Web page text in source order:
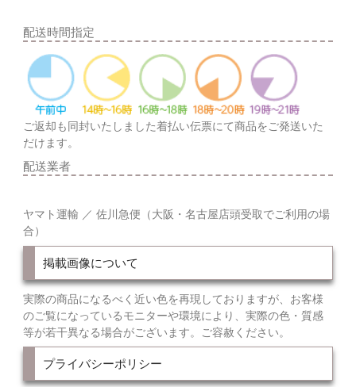
配送時間指定
ご返却も同封いたしました着払い伝票にて商品をご発送いた
だけます。
配送業者
ヤマト運輸 ／ 佐川急便（大阪・名古屋店頭受取でご利用の場
合）
掲載画像について
実際の商品になるべく近い色を再現しておりますが、お客様
のご覧になっているモニターや環境により、実際の色・質感
等が若干異なる場合がございます。ご容赦ください。
プライバシーポリシー